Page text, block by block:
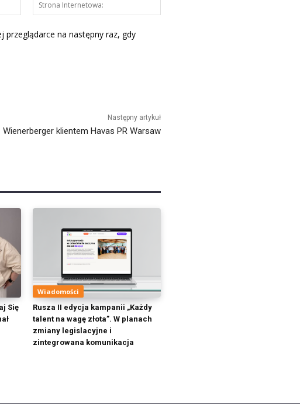
mail:*
Internetowa:
na następny raz, gdy
Następny artykuł
Wienerberger klientem Havas PR Warsaw
Się
Wiadomości
Rusza II edycja kampanii „Każdy
talent na wagę złota”. W planach
zmiany legislacyjne i
zintegrowana komunikacja